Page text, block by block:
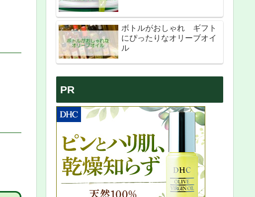
ボトルがおしゃれ ギフト
にぴったりなオリーブオイ
ル
PR